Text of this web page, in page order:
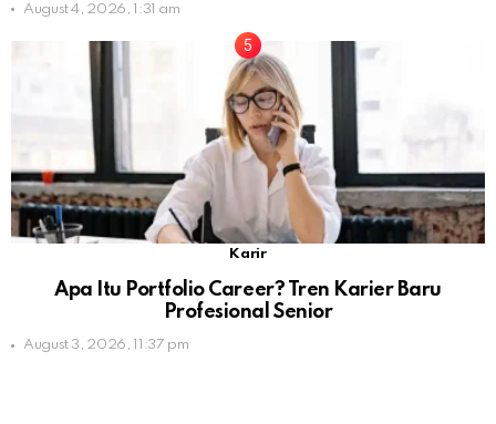
August 4, 2026, 1:31 am
Karir
Apa Itu Portfolio Career? Tren Karier Baru
Profesional Senior
August 3, 2026, 11:37 pm